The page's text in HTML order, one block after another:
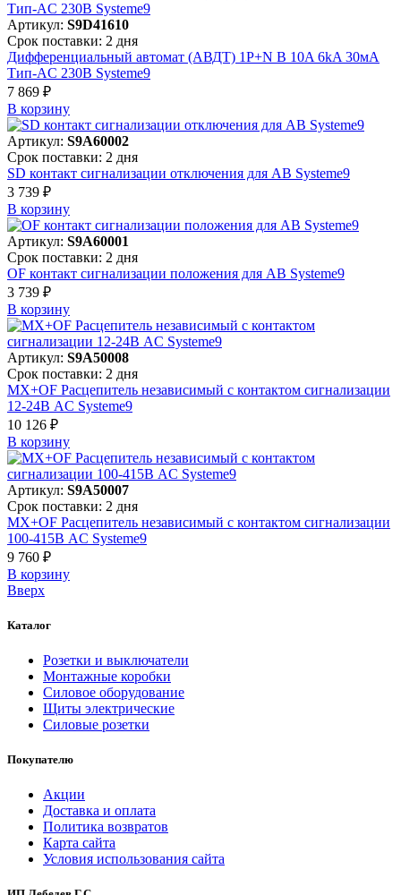
Артикул: S9D41610
Срок поставки: 2 дня
Дифференциальный автомат (АВДТ) 1P+N B 10A 6kA 30мА
Тип-AC 230В Systeme9
7 869 ₽
В корзинy
Артикул: S9A60002
Срок поставки: 2 дня
SD контакт сигнализации отключения для АВ Systeme9
3 739 ₽
В корзинy
Артикул: S9A60001
Срок поставки: 2 дня
OF контакт сигнализации положения для АВ Systeme9
3 739 ₽
В корзинy
Артикул: S9A50008
Срок поставки: 2 дня
MX+OF Расцепитель независимый с контактом сигнализации
12-24В AC Systeme9
10 126 ₽
В корзинy
Артикул: S9A50007
Срок поставки: 2 дня
MX+OF Расцепитель независимый с контактом сигнализации
100-415В AC Systeme9
9 760 ₽
В корзинy
Вверх
Каталог
Розетки и выключатели
Монтажные коробки
Силовое оборудование
Щиты электрические
Силовые розетки
Покупателю
Акции
Доставка и оплата
Политика возвратов
Карта сайта
Условия использования сайта